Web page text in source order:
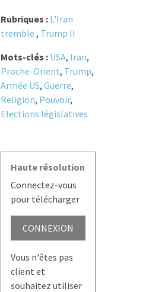
Rubriques : L'Iran
tremble , Trump II
Mots-clés : USA, Iran,
Proche-Orient, Trump,
Armée US, Guerre,
Religion, Pouvoir,
Elections législatives
Haute résolution
Connectez-vous
pour télécharger
CONNEXION
Vous n'êtes pas
client et
souhaitez utiliser